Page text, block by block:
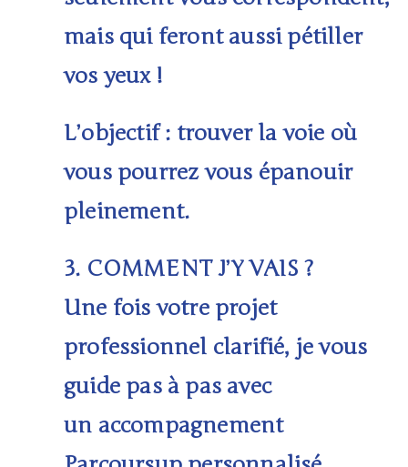
mais qui feront aussi pétiller
vos yeux!
L’objectif: trouver la voie où
vous pourrez vous épanouir
pleinement.
3. COMMENT J’Y VAIS ?
Une fois votre projet
professionnel clarifié, je vous
guide pas à pas avec
un accompagnement